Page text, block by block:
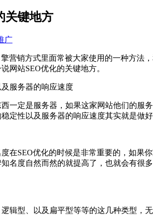
关键地方
广
营销方式里面常被大家使用的一种方法
网站SEO优化的关键地方。
及服务器的响应速度
一定是服务器，如果这家网站他们的服
定性以及服务器的响应速度其实就是做
在SEO优化的时候是非常重要的，如果
名度自然而然的就提高了，也就会有很
辑型、以及扁平型等等的这几种类型，